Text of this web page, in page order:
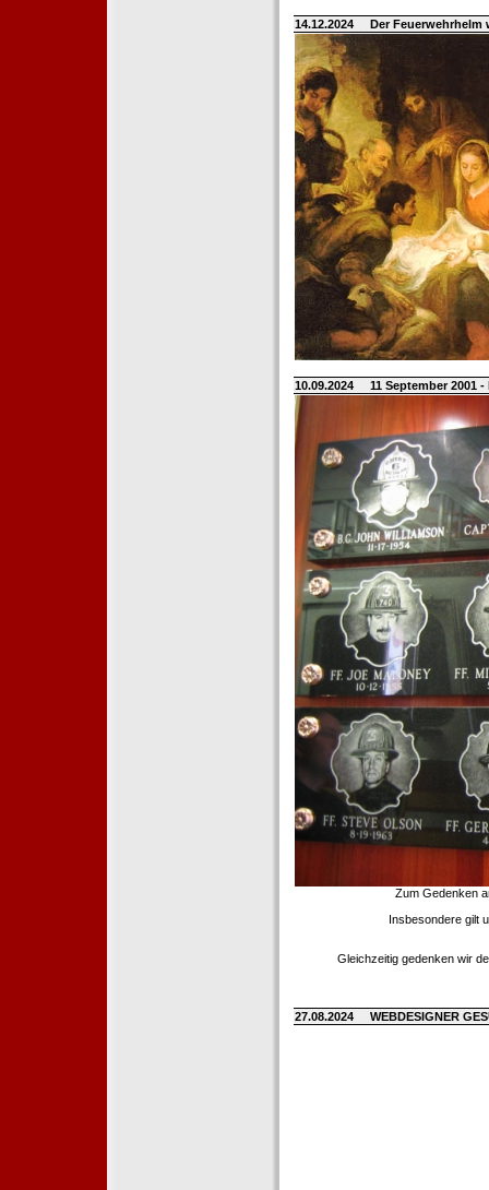
14.12.2024 Der
10.09.2024 11 September 2001
Zum Gedenken
Insbesondere gilt
Gleichzeitig gedenken wir
27.08.2024 WEBDESIGNER